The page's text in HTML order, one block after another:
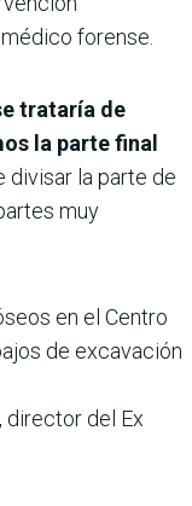
forense.
trataría de
la parte final
divisar la parte de
muy
en el Centro
de excavación
director del Ex